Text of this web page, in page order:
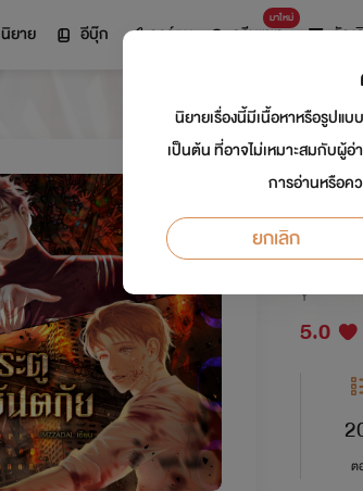
นิยาย อีบุ๊ก การ์ตูน
มาใหม่
ดรีมแชท ธัญ
มหั
นักเขีย
Y
5.0
ต
นิยายเรื่องนี้มีเนื้อหาหรือรูปแ
เป็นต้น ที่อาจไม่เหมาะสมกับผู้
การอ่านหรือค
ยกเลิก